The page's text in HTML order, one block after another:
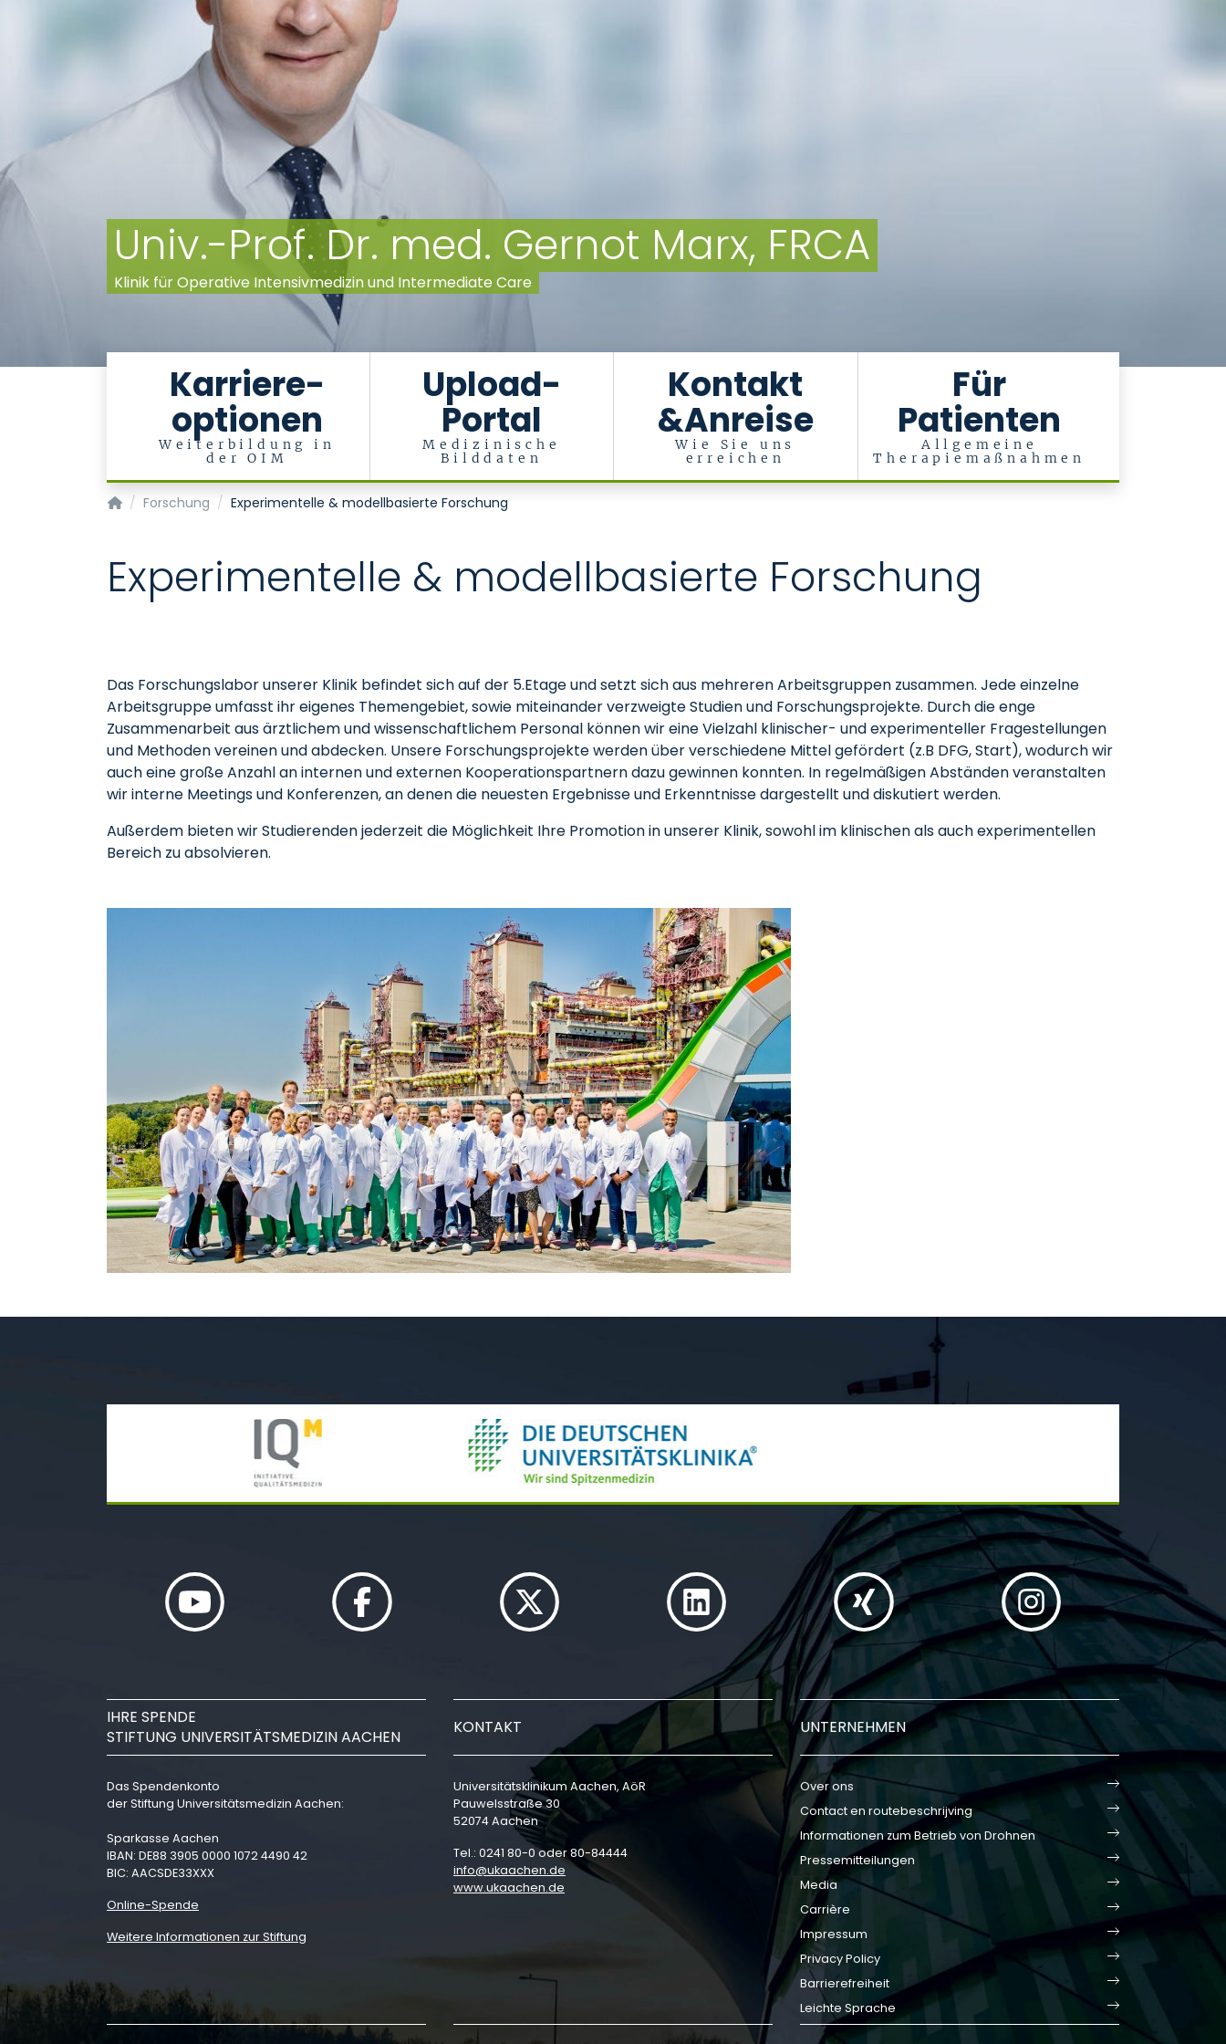
Univ.-Prof. Dr. med. Gernot Marx, FRCA
Klinik für Operative Intensivmedizin und Intermediate Care
Karriere-
optionen
Weiterbildung in
der OIM
Upload-
Portal
Medizinische
Bilddaten
Kontakt
&Anreise
Wie Sie uns
erreichen
Für
Patienten
Allgemeine
Therapiemaßnahmen
Klinik für Operative Intensivmedizin und Intermediate Care
Forschung Experimentelle & modellbasierte Forschung
Experimentelle & modellbasierte Forschung
Das Forschungslabor unserer Klinik befindet sich auf der 5.Etage und setzt sich aus mehreren Arbeitsgruppen zusammen. Jede einzelne
Arbeitsgruppe umfasst ihr eigenes Themengebiet, sowie miteinander verzweigte Studien und Forschungsprojekte. Durch die enge
Zusammenarbeit aus ärztlichem und wissenschaftlichem Personal können wir eine Vielzahl klinischer- und experimenteller Fragestellungen
und Methoden vereinen und abdecken. Unsere Forschungsprojekte werden über verschiedene Mittel gefördert (z.B DFG, Start), wodurch wir
auch eine große Anzahl an internen und externen Kooperationspartnern dazu gewinnen konnten. In regelmäßigen Abständen veranstalten
wir interne Meetings und Konferenzen, an denen die neuesten Ergebnisse und Erkenntnisse dargestellt und diskutiert werden.
Außerdem bieten wir Studierenden jederzeit die Möglichkeit Ihre Promotion in unserer Klinik, sowohl im klinischen als auch experimentellen
Bereich zu absolvieren.
IHRE SPENDE
STIFTUNG UNIVERSITÄTSMEDIZIN AACHEN
Das Spendenkonto
der Stiftung Universitätsmedizin Aachen:
Sparkasse Aachen
IBAN: DE88 3905 0000 1072 4490 42
BIC: AACSDE33XXX
Online-Spende
Weitere Informationen zur Stiftung
KONTAKT
Universitätsklinikum Aachen, AöR
Pauwelsstraße 30
52074 Aachen
Tel.: 0241 80-0 oder 80-84444
info
ukaachen de
www.ukaachen.de
UNTERNEHMEN
Over ons
Contact en routebeschrijving
Informationen zum Betrieb von Drohnen
Pressemitteilungen
Media
Carrière
Impressum
Privacy Policy
Barrierefreiheit
Leichte Sprache